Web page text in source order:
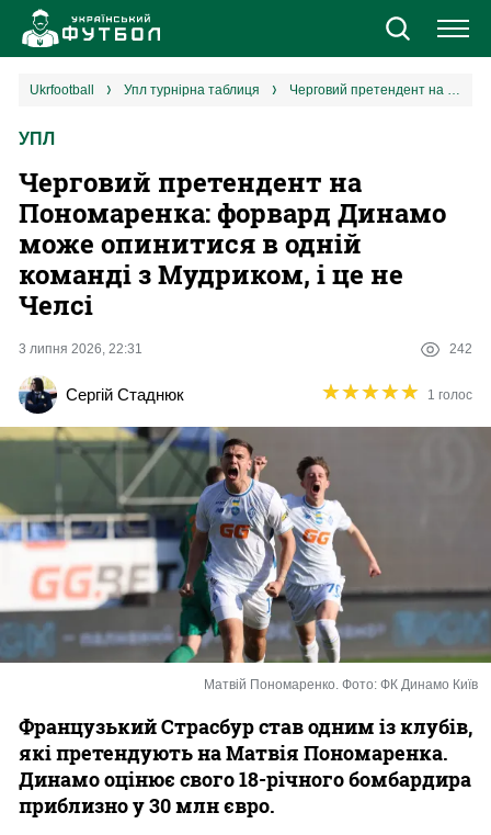
Новини
Єврокубки
УПЛ
Різне
Букмекери
Казино
ukrfootball упл турнірна таблиця Черговий претендент на Пономаренка: форвард Динамо може опинитися в одній команді з Мудриком, і це не Челсі
УПЛ
Черговий претендент на
Пономаренка: форвард Динамо
може опинитися в одній
команді з Мудриком, і це не
Челсі
3 липня 2026, 22:31 242
Сергій Стаднюк ★★★★★
★★★★★ 1 голос
Матвій Пономаренко. Фото: ФК Динамо Київ
Французький Страсбур став одним із клубів,
які претендують на Матвія Пономаренка.
Динамо оцінює свого 18-річного бомбардира
приблизно у 30 млн євро.